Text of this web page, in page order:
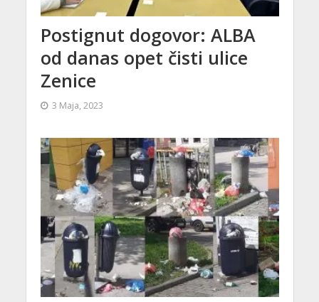
Postignut dogovor: ALBA
od danas opet čisti ulice
Zenice
3 Maja, 2023